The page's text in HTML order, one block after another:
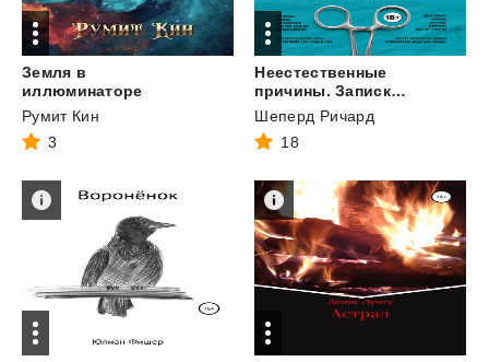
Земля в
иллюминаторе
Румит Кин
3
Неестественные
причины. Записки судмедэксперта: громкие убийства, ужасающие теракты и запутанные дела
Шеперд Ричард
18